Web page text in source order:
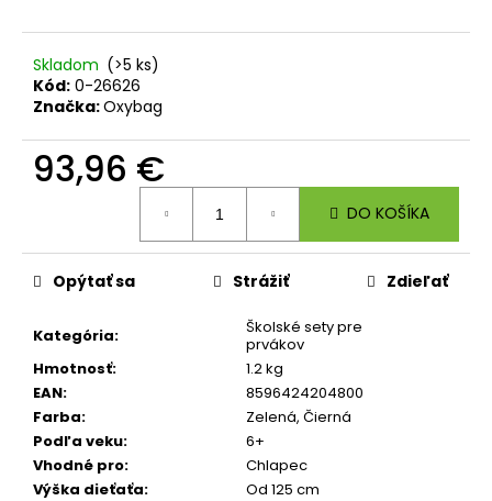
Skladom (>5 ks)
Kód: 0-26626
Značka:Oxybag
93,96 €
DO KOŠÍKA
Kategória:
Školské sety pre
prvákov
Hmotnosť:
1.2 kg
EAN:
8596424204800
Farba: Zelená, Čierná
Podľa veku:
6+
Vhodné pro:
Chlapec
Výška dieťaťa:
Od 125 cm
Opýtať sa Strážiť Zdieľať
ŠKOLSKÝ
8-
DIELNY
OXY
KOLIBRÍK
FIALOVÝ